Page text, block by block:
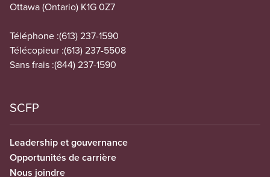
Ottawa (Ontario) K1G 0Z7
Téléphone :(613) 237-1590
Télécopieur :(613) 237-5508
Sans frais :(844) 237-1590
SCFP
Leadership et gouvernance
Opportunités de carrière
Nous joindre